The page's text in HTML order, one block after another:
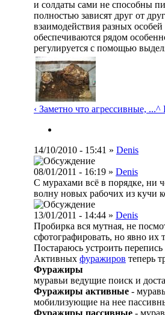
и солдаты сами не способны
полностью зависят друг от
взаимодействия разных
обеспечиваются рядом
регулируется с помощью
‹ Заметно что агрессивные, ...^
14/10/2010 - 15:41 » Denis
08/01/2011 - 16:19 » Denis
С мурахами всё в порядке, ни
волну новых рабочих из кучи
13/01/2011 - 14:44 » Denis
Пробирка вся мутная, не
сфотографировать, но явно их
Постараюсь устроить
Активных фуражиров теперь
Фуражиры
муравьи ведущие поиск и
Фуражиры активные -
мобилизующие на нее